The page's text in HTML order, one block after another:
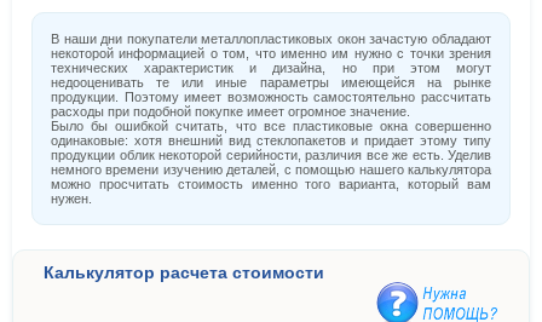
В наши дни покупатели металлопластиковых окон зачастую обладают
некоторой информацией о том, что именно им нужно с точки зрения
технических характеристик и дизайна, но при этом могут
недооценивать те или иные параметры имеющейся на рынке
продукции. Поэтому имеет возможность самостоятельно рассчитать
расходы при подобной покупке имеет огромное значение.
Было бы ошибкой считать, что все пластиковые окна совершенно
одинаковые: хотя внешний вид стеклопакетов и придает этому типу
продукции облик некоторой серийности, различия все же есть. Уделив
немного времени изучению деталей, с помощью нашего калькулятора
можно просчитать стоимость именно того варианта, который вам
нужен.
Калькулятор расчета стоимости